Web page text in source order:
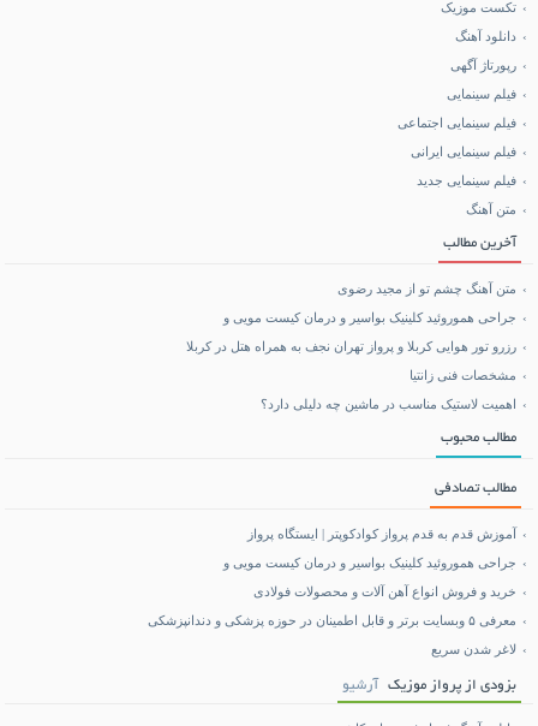
خرید کالا
خرید BCAA
خرید بلیط هواپیما
بلیط هواپیما تهران مشهد
تکست موزیک
دانلود آهنگ
رپورتاژ آگهی
فیلم سینمایی
فیلم سینمایی اجتماعی
فیلم سینمایی ایرانی
فیلم سینمایی جدید
متن آهنگ
آخرین مطالب
متن آهنگ چشم تو از مجید رضوی
جراحی هموروئید کلینیک بواسیر و درمان کیست مویی و
رزرو تور هوایی کربلا و پرواز تهران نجف به همراه هتل در کربلا
مشخصات فنی زانتیا
اهمیت لاستیک مناسب در ماشین چه دلیلی دارد؟
مطالب محبوب
مطالب تصادفی
آموزش قدم به قدم پرواز کوادکوپتر | ایستگاه پرواز
جراحی هموروئید کلینیک بواسیر و درمان کیست مویی و
خرید و فروش انواع آهن آلات و محصولات فولادی
معرفی ۵ وبسایت برتر و قابل اطمینان در حوزه پزشکی و دندانپزشکی
لاغر شدن سریع
بزودی از پرواز موزیک آرشیو